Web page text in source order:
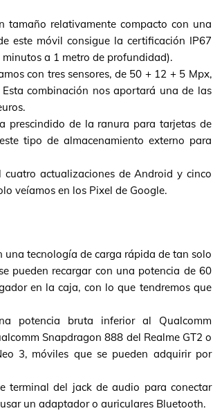
tamaño relativamente compacto con una
este móvil consigue la certificación IP67
a 1 metro de profundidad).
con tres sensores, de 50 + 12 + 5 Mpx,
combinación nos aportará una de las
prescindido de la ranura para tarjetas de
tipo de almacenamiento externo para
actualizaciones de Android y cinco
veíamos en los Pixel de Google.
una tecnología de carga rápida de tan solo
pueden recargar con una potencia de 60
en la caja, con lo que tendremos que
potencia bruta inferior al Qualcomm
Snapdragon 888 del Realme GT2 o
3, móviles que se pueden adquirir por
terminal del jack de audio para conectar
un adaptador o auriculares Bluetooth.